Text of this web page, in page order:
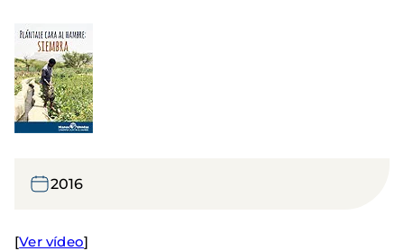
2016
[Ver vídeo]